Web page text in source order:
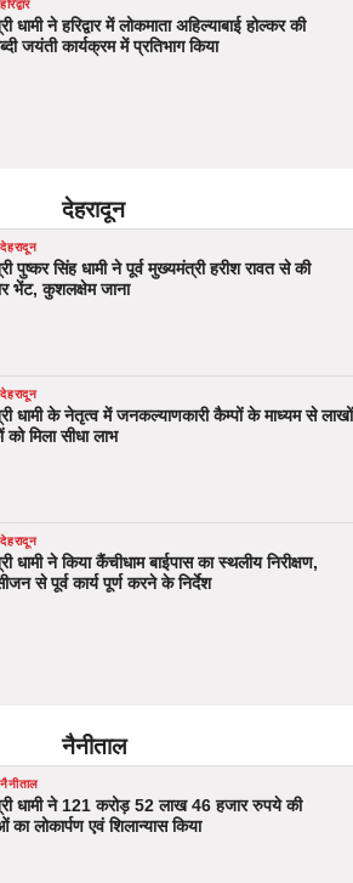
हरिद्वार
धामी ने हरिद्वार में लोकमाता अहिल्याबाई होल्कर की
जयंती कार्यक्रम में प्रतिभाग किया
देहरादून
देहरादून
पुष्कर सिंह धामी ने पूर्व मुख्यमंत्री हरीश रावत से की
भेंट, कुशलक्षेम जाना
देहरादून
धामी के नेतृत्व में जनकल्याणकारी कैम्पों के माध्यम से लाखों
को मिला सीधा लाभ
देहरादून
धामी ने किया कैंचीधाम बाईपास का स्थलीय निरीक्षण,
से पूर्व कार्य पूर्ण करने के निर्देश
नैनीताल
नैनीताल
धामी ने 121 करोड़ 52 लाख 46 हजार रुपये की
का लोकार्पण एवं शिलान्यास किया